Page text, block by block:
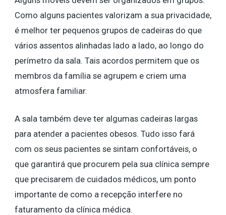
Como alguns pacientes valorizam a sua privacidade,
é melhor ter pequenos grupos de cadeiras do que
vários assentos alinhadas lado a lado, ao longo do
perímetro da sala. Tais acordos permitem que os
membros da família se agrupem e criem uma
atmosfera familiar.
A sala também deve ter algumas cadeiras largas
para atender a pacientes obesos. Tudo isso fará
com os seus pacientes se sintam confortáveis, o
que garantirá que procurem pela sua clínica sempre
que precisarem de cuidados médicos, um ponto
importante de como a recepção interfere no
faturamento da clínica médica.